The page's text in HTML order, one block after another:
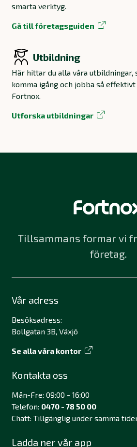
smarta verktyg.
Gå till företagsguiden
Utbildning
Här hittar du alla våra
komma igång och jobba så
Fortnox.
Utforska utbildningar
Tillsammans formar vi
företag.
Vår adress
Besöksadress:
Bollgatan 3B, Växjö
Se alla våra kontor
Kontakta oss
Mån-Fre: 09:00 - 16:00
Telefon: 0470 - 78 50 00
Chatt: Tillgänglig under samma
Ladda ner vår app